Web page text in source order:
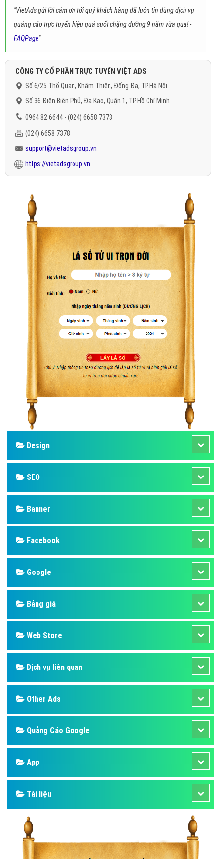
"VietAds gửi lời cảm ơn tới quý khách hàng đã luôn tin dùng dịch vụ
quảng cáo trực tuyến hiệu quả suốt chặng đường 9 năm vừa qua! -
FAQPage"
CÔNG TY CỔ PHẦN TRỰC TUYẾN VIỆT ADS
Số 6/25 Thổ Quan, Khâm Thiên, Đống Đa, TP.Hà Nội
Số 36 Điện Biên Phủ, Đa Kao, Quận 1, TP.Hồ Chí Minh
0964 82 6644 - (024) 6658 7378
(024) 6658 7378
support@vietadsgroup.vn
https://vietadsgroup.vn
Design
SEO
Banner
Facebook
Google
Bảng giá
Web Store
Dịch vụ liên quan
Other Ads
Quảng Cáo Google
App
Tài liệu